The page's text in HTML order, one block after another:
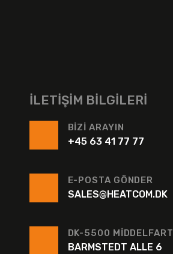
İLETIŞIM BILGILERI
BIZI ARAYIN
+45 63 41 77 77
E-POSTA GÖNDER
SALES@HEATCOM.DK
DK-5500 MIDDELFART
BARMSTEDT ALLE 6